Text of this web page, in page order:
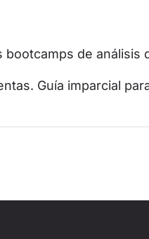
bootcamps de análisis
Guía imparcial